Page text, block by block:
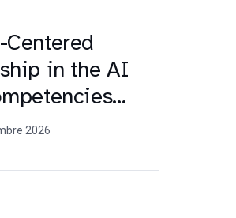
Centered
in the AI
(Erasmus+
2026